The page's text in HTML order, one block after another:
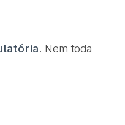
. Nem toda